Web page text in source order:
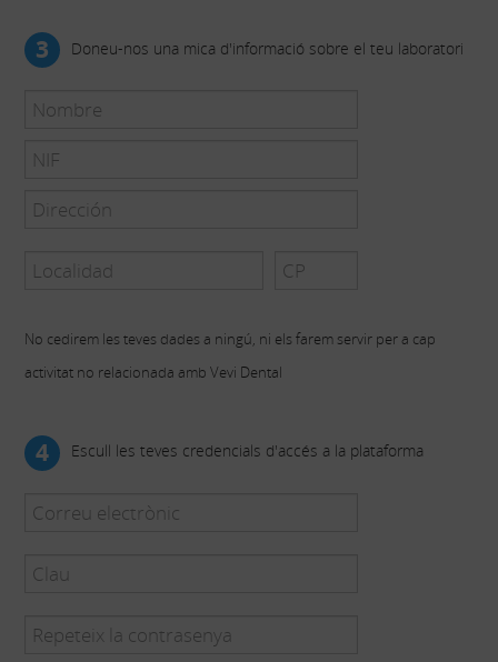
3 Doneu-nos una mica d'informació sobre el teu laboratori
No cedirem les teves dades a ningú, ni els farem servir per a cap
activitat no relacionada amb Vevi Dental
4 Escull les teves credencials d'accés a la plataforma